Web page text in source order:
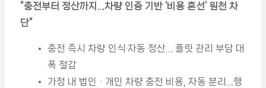
“충전부터 정산까지…차량 인증 기반 ‘비용 혼선’ 원천 차
단”
충전 즉시 차량 인식·자동 정산… 플릿 관리 부담 대
폭 절감
가정 내 법인ᆞ개인 차량 충전 비용, 자동 분리…행